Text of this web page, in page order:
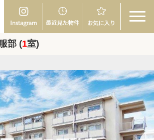
部 (1室)